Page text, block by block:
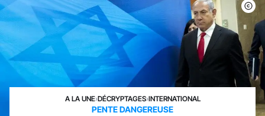
A LA UNE›DÉCRYPTAGES›INTERNATIONAL
PENTE DANGEREUSE